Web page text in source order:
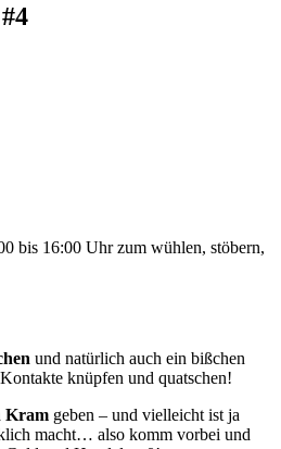
bis 16:00 Uhr zum wühlen, stöbern,
und natürlich auch ein bißchen
knüpfen und quatschen!
Kram geben – und vielleicht ist ja
macht… also komm vorbei und